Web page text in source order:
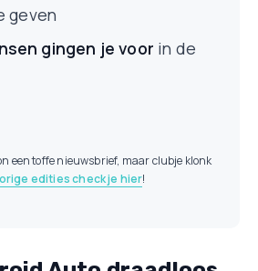
geven
gingen je voor in de
een toffe nieuwsbrief, maar clubje klonk
edities check je hier!